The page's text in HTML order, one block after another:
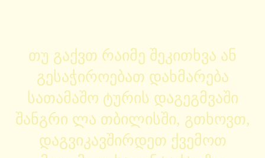
თუ გაქვთ რაიმე შეკითხვა ან
გესაჭიროებათ დახმარება
სათამაშო ტურის დაგეგმვაში
შანგრი ლა თბილისში, გთხოვთ,
დაგვიკავშირდეთ ქვემოთ